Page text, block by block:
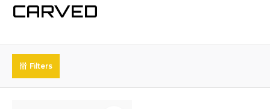
CARVED
Filters